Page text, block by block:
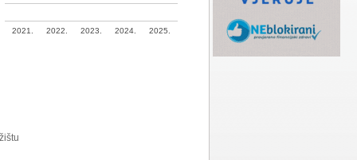
2021. 2022. 2023. 2024. 2025.